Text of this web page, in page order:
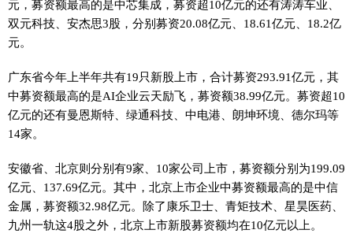
元，募资额最高的是中芯集成，募资超10亿元的还有涛涛车业、
双元科技、安杰思3股，分别募资20.08亿元、18.61亿元、18.2亿
元。
广东省今年上半年共有19只新股上市，合计募资293.91亿元，其
中募资额最高的是AI企业云天励飞，募资额38.99亿元。募资超10
亿元的还有曼恩斯特、绿通科技、中电港、朗坤环境、德尔玛等
14家。
安徽省、北京则分别有9家、10家公司上市，募资额分别为199.09
亿元、137.69亿元。其中，北京上市企业中募资额最高的是中信
金属，募资额32.98亿元。除了康乐卫士、青矩技术、星昊医药、
九州一轨这4股之外，北京上市新股募资额均在10亿元以上。